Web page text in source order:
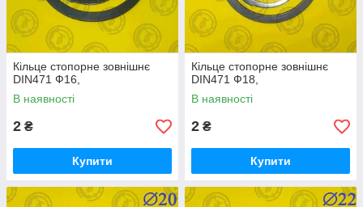
Кільце стопорне зовнішнє
DIN471 Ф16,
В наявності
2 ₴
Купити
Кільце стопорне зовнішнє
DIN471 Ф18,
В наявності
2 ₴
Купити